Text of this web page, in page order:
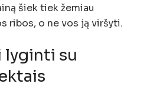
šiek tiek žemiau
ribos, o ne vos ją viršyti.
lyginti su